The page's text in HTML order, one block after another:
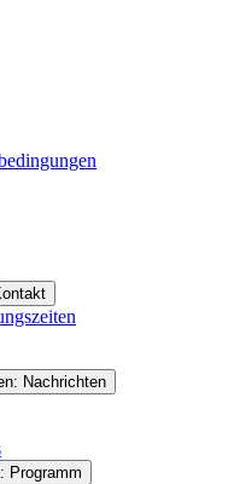
Nachrichten
Programm